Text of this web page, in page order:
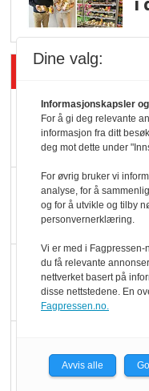
Siste artikler -
Dine valg:
Informasjonskapsler
For å gi deg relevante
informasjon fra ditt
deg mot dette under
For øvrig bruker vi
analyse, for å
og for å utvikle og tilby
personvernerklæring.
Vi er med i Fagpressen-
du få relevante
nettverket basert på
disse nettstedene. En
Fagpressen.no.
Avvis alle